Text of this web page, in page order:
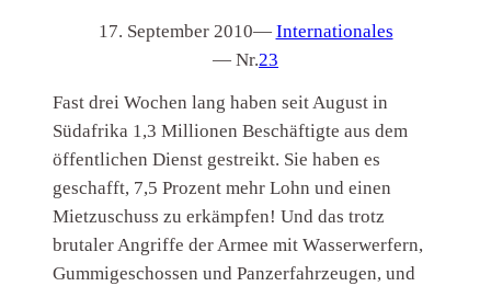
17. September 2010— Internationales
— Nr.23
Fast drei Wochen lang haben seit August in
Südafrika 1,3 Millionen Beschäftigte aus dem
öffentlichen Dienst gestreikt. Sie haben es
geschafft, 7,5 Prozent mehr Lohn und einen
Mietzuschuss zu erkämpfen! Und das trotz
brutaler Angriffe der Armee mit Wasserwerfern,
Gummigeschossen und Panzerfahrzeugen, und